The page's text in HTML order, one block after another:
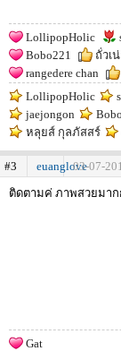
LollipopHolic
Bobo221
ถั่วเ
rangedere chan
LollipopHolic
jaejongon
หลุยส์ กุลภัสสร์
#3 euanglove03-07-
ติดตามค่ ภาพสวยมาก
Gat